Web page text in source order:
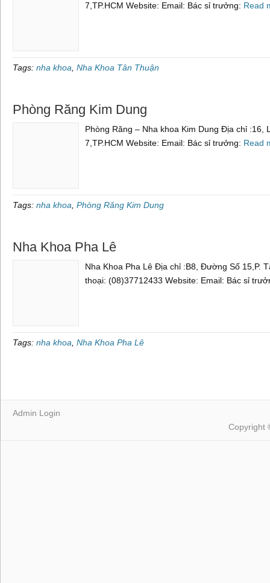
7,TP.HCM Website: Email: Bác sỉ trưởng: Read
Tags: nha khoa Nha Khoa Tân Thuận
Phòng Răng Kim Dung
Phòng Răng – Nha khoa Kim Dung Địa chỉ :16,
7,TP.HCM Website: Email: Bác sỉ trưởng: Read
Tags: nha khoa Phòng Răng Kim Dung
Nha Khoa Pha Lê
Nha Khoa Pha Lê Địa chỉ :B8, Đường Số 15,P.
thoại: (08)37712433 Website: Email: Bác sỉ
Tags: nha khoa Nha Khoa Pha Lê
Admin Login
Copyright